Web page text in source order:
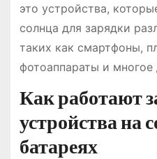
это устройства,
солнца для зарядки
таких как смартфоны,
фотоаппараты и многое
Как работают
устройства на
батареях